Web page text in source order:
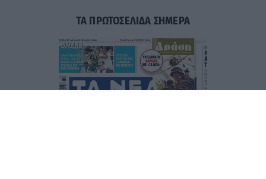
ΤΑ ΠΡΩΤΟΣΕΛΙΔΑ ΣΗΜΕΡΑ